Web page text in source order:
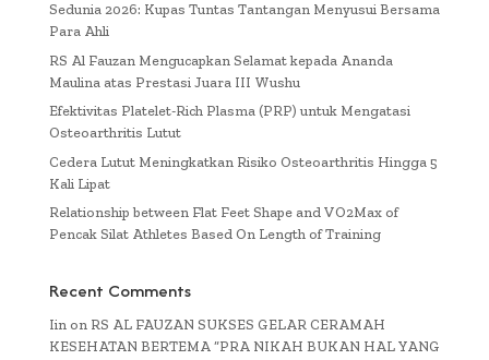
Sedunia 2026: Kupas Tuntas Tantangan Menyusui Bersama
Para Ahli
RS Al Fauzan Mengucapkan Selamat kepada Ananda
Maulina atas Prestasi Juara III Wushu
Efektivitas Platelet-Rich Plasma (PRP) untuk Mengatasi
Osteoarthritis Lutut
Cedera Lutut Meningkatkan Risiko Osteoarthritis Hingga 5
Kali Lipat
Relationship between Flat Feet Shape and VO2Max of
Pencak Silat Athletes Based On Length of Training
Recent Comments
Iinon RS AL FAUZAN SUKSES GELAR CERAMAH
KESEHATAN BERTEMA “PRA NIKAH BUKAN HAL YANG